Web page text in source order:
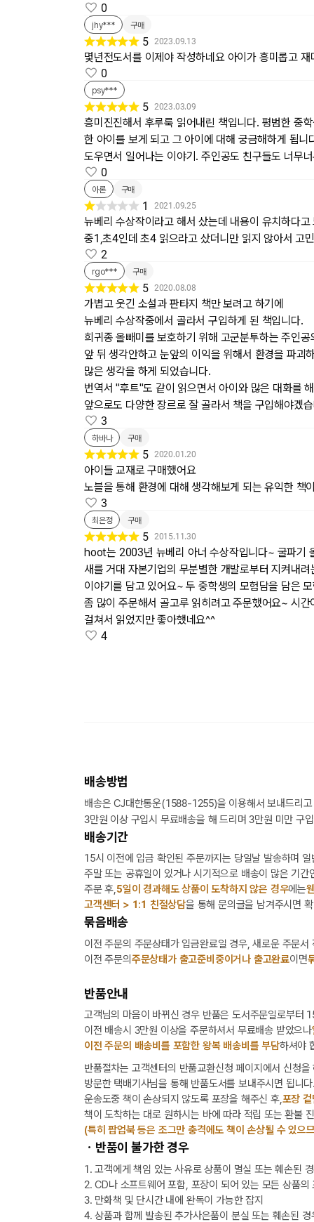
0
jhy*** 구매
5 2023.09.13
몇년전도서를 이제야 작성하네요 아이가 흥미롭고
0
psy***
5 2023.03.09
흥미진진해서 후루룩 읽어내린 책입니다. 평범한 중
한 아이를 보게 되고 그 아이에 대해 궁금해하게 됩
도우면서 일어나는 이야기. 주인공도 친구들도 너무
0
아론 구매
1 2021.09.25
뉴베리 수상작이라고 해서 샀는데 내용이 유치하다
중1,초4인데 초4 읽으라고 샀더니만 읽지 않아서 고
2
rgo*** 구매
5 2020.08.08
가볍고 웃긴 소설과 판타지 책만 보려고 하기에
뉴베리 수상작중에서 골라서 구입하게 된 책입니다.
희귀종 올빼미를 보호하기 위해 고군분투하는 주인
앞 뒤 생각안하고 눈앞의 이익을 위해서 환경을 파괴
많은 생각을 하게 되었습니다.
번역서 "후트"도 같이 읽으면서 아이와 많은 대화를
앞으로도 다양한 장르로 잘 골라서 책을 구입해야겠
3
하바나 구매
5 2020.01.20
아이들 교재로 구매했어요
노블을 통해 환경에 대해 생각해보게 되는 유익한 책
3
최은정 구매
5 2015.11.30
hoot는 2003년 뉴베리 아너 수상작입니다~ 굴파기
새를 거대 자본기업의 무분별한 개발로부터 지켜내려
이야기를 담고 있어요~ 두 중학생의 모험담을 담은
좀 많이 주문해서 골고루 읽히려고 주문했어요~ 시
걸쳐서 읽었지만 좋아했네요^^
4
배송방법
배송은 CJ대한통운(1588-1255)을 이용해서 보내드리
3만원 이상 구입시 무료배송을 해 드리며 3만원 미만 구
배송기간
15시 이전에 입금 확인된 주문까지는 당일날 발송하며
주말 또는 공휴일이 있거나 시기적으로 배송이 많은 기
주문 후,5일이 경과해도 상품이 도착하지 않은 경우에는
고객센터 > 1:1 친절상담을 통해 문의글을 남겨주시면
묶음배송
이전 주문의 주문상태가 입금완료일 경우, 새로운 주문
이전 주문의 주문상태가 출고준비중이거나 출고완료이면
반품안내
고객님의 마음이 바뀌신 경우 반품은 도서주문일로부터
이전 배송시 3만원 이상을 주문하셔서 무료배송 받았으나
이전 주문의 배송비를 포함한 왕복 배송비를 부담하셔야
반품절차는 고객센터의 반품교환신청 페이지에서 신청
방문한 택배기사님을 통해 반품도서를 보내주시면 됩니
운송도중 책이 손상되지 않도록 포장을 해주신 후,포장
책이 도착하는 대로 원하시는 바에 따라 적립 또는 환불
(특히 팝업북 등은 조그만 충격에도 책이 손상될 수 있으
ㆍ반품이 불가한 경우
1. 고객에게 책임 있는 사유로 상품이 멸실 또는 훼손된
2. CD나 소프트웨어 포함, 포장이 되어 있는 모든 상품의
3. 만화책 및 단시간 내에 완독이 가능한 잡지
4. 상품과 함께 발송된 추가사은품이 분실 또는 훼손된 경